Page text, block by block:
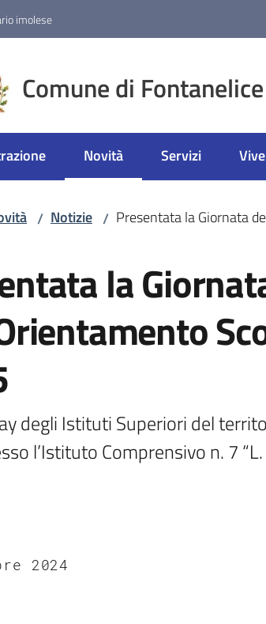
imolese
Comune di Fontanelice
Novità
Menu selezionato
Servizi
/ Notizie / Presentata la Giornata
la
degli Istituti Superiori del
l’Istituto Comprensivo n. 7
2024